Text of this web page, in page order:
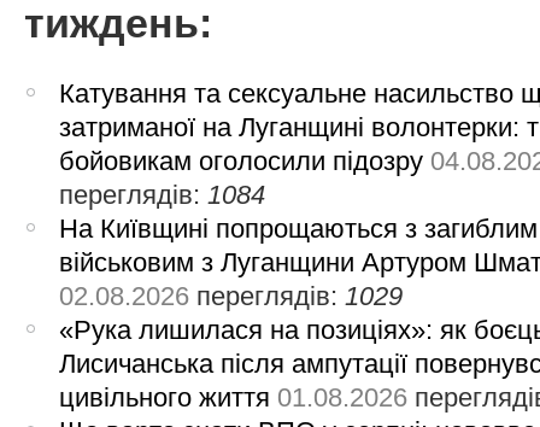
тиждень:
Катування та сексуальне насильство
затриманої на Луганщині волонтерки:
бойовикам оголосили підозру
переглядів: 1084
На Київщині попрощаються з загиблим
військовим з Луганщини Артуром
02.08.2026 переглядів: 1029
«Рука лишилася на позиціях»: як
Лисичанська після ампутації
цивільного життя 01.08.2026